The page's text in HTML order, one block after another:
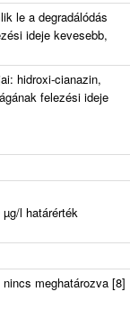
le a degradálódás
ideje kevesebb,
hidroxi-cianazin,
felezési ideje
l határérték
meghatározva [8]